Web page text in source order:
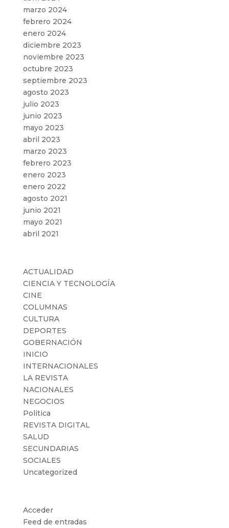
marzo 2024
febrero 2024
enero 2024
diciembre 2023
noviembre 2023
octubre 2023
septiembre 2023
agosto 2023
julio 2023
junio 2023
mayo 2023
abril 2023
marzo 2023
febrero 2023
enero 2023
enero 2022
agosto 2021
junio 2021
mayo 2021
abril 2021
ACTUALIDAD
CIENCIA Y TECNOLOGÍA
CINE
COLUMNAS
CULTURA
DEPORTES
GOBERNACIÓN
INICIO
INTERNACIONALES
LA REVISTA
NACIONALES
NEGOCIOS
Politica
REVISTA DIGITAL
SALUD
SECUNDARIAS
SOCIALES
Uncategorized
Acceder
Feed de entradas